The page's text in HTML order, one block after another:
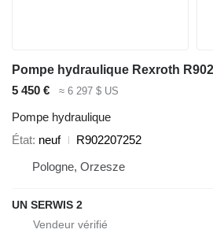
5 450 € ≈ 6 297 $ US
Pompe hydraulique
État neuf
R902207252
Pologne, Orzesze
UN SERWIS 2